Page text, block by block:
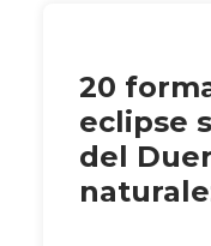
20
eclipse
del